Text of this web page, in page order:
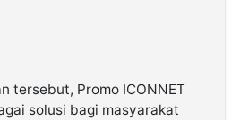
tersebut, Promo ICONNET
solusi bagi masyarakat